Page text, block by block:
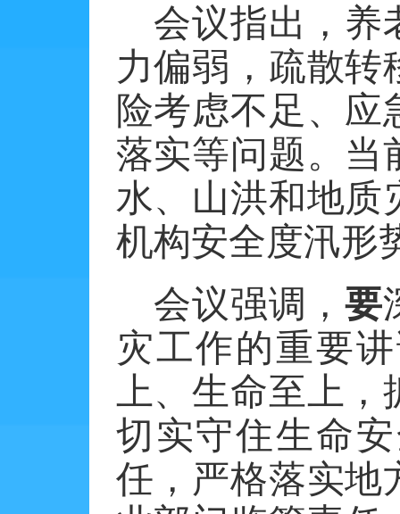
会议指出，养
力偏弱，疏散转
险考虑不足、
落实等问题。当
水、山洪和地质
机构安全度汛形
会议强调，要
灾工作的重要
上、生命至上
切实守住生命
任，严格落实地